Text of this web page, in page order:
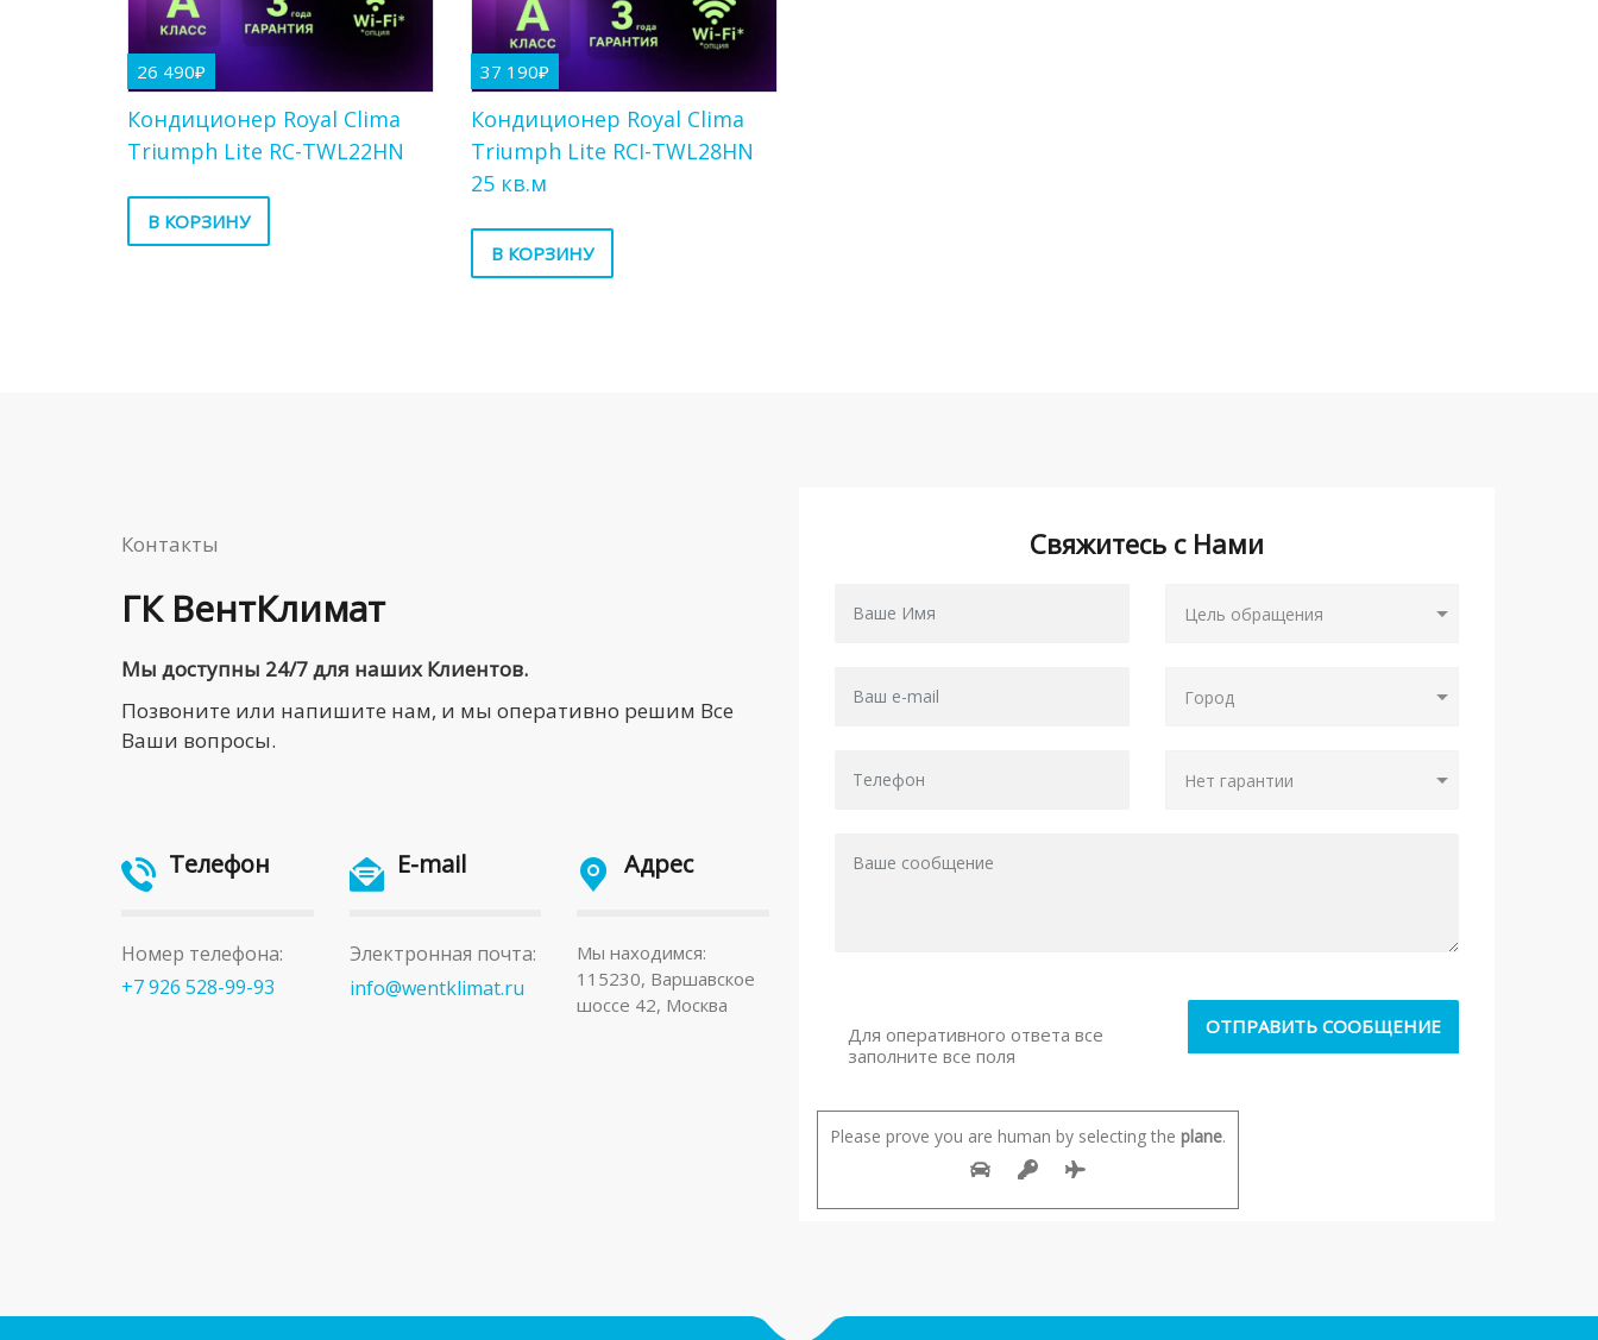
26 490₽
Кондиционер Royal Clima
Triumph Lite RC-TWL22HN
В КОРЗИНУ
37 190₽
Кондиционер Royal Clima
Triumph Lite RCI-TWL28HN
25 кв.м
В КОРЗИНУ
Контакты
ГК ВентКлимат
Мы доступны 24/7 для наших Клиентов.
Позвоните или напишите нам, и мы оперативно решим Все
Ваши вопросы.
Телефон
Номер телефона:
+7 926 528-99-93
E-mail
Электронная почта:
info@wentklimat.ru
Адрес
Мы находимся:
115230, Варшавское
шоссе 42, Москва
Свяжитесь с Нами
Для оперативного ответа все
заполните все поля
Please prove you are human by selecting the plane.